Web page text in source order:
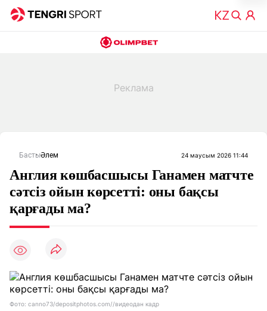
БастыӘлем 24 маусым 2026 11:44
Англия көшбасшысы Ганамен матчте
сәтсіз ойын көрсетті: оны бақсы
қарғады ма?
Фото: canno73/depositphotos.com//видеодан кадр